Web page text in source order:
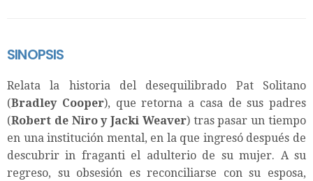
SINOPSIS
Relata la historia del desequilibrado Pat Solitano
(Bradley Cooper), que retorna a casa de sus padres
(Robert de Niro y Jacki Weaver) tras pasar un tiempo
en una institución mental, en la que ingresó después de
descubrir in fraganti el adulterio de su mujer. A su
regreso, su obsesión es reconciliarse con su esposa,